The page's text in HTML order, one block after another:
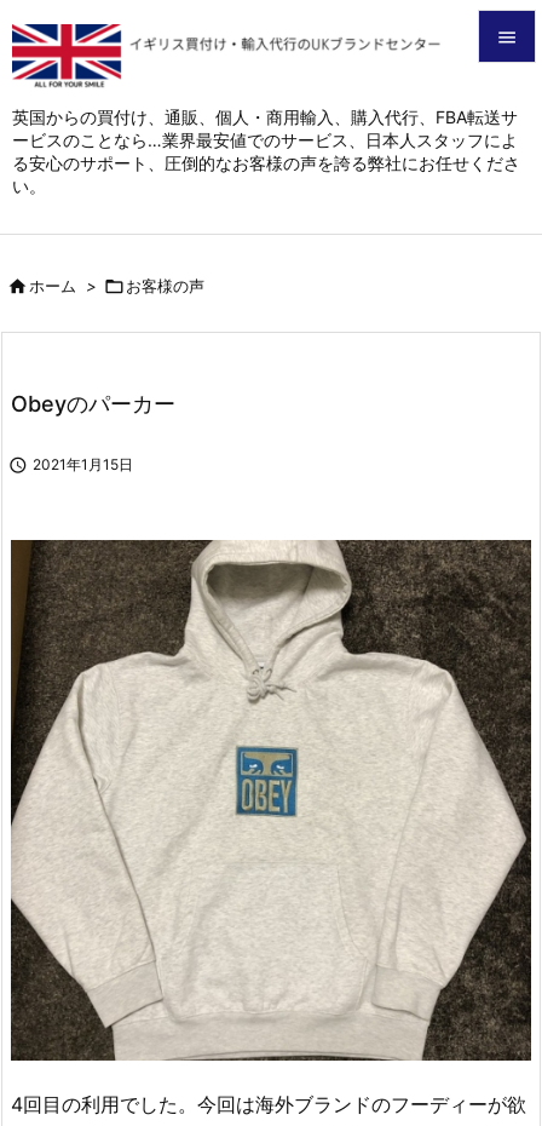
英国からの買付け、通販、個人・商用輸入、購入代行、FBA転送サ
ービスのことなら…業界最安値でのサービス、日本人スタッフによ
る安心のサポート、圧倒的なお客様の声を誇る弊社にお任せくださ
い。

メニュ

サイド
前へ

ホーム > お客様の声
Obeyのパーカー
 2021年1月15日
4回目の利用でした。今回は海外ブランドのフーディーが欲